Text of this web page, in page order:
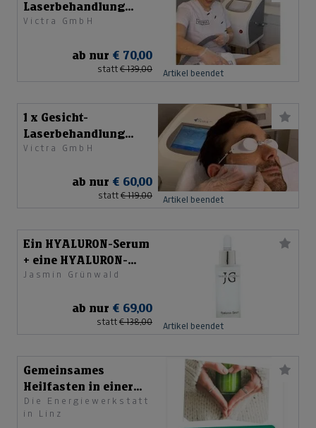
Laserbehandlung
Herren
Victra GmbH
ab nur € 70,00
statt € 139,00 Artikel beendet
1 x Gesicht-
Laserbehandlung
Herren
Victra GmbH
ab nur € 60,00
statt € 119,00 Artikel beendet
Ein HYALURON-Serum
+ eine HYALURON-
Creme
Jasmin Grünwald
ab nur € 69,00
statt € 138,00 Artikel beendet
Gemeinsames
Heilfasten in einer
WhatsApp-Gruppe
Die Energiewerkstatt
in Linz